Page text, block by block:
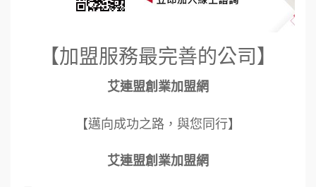
【加盟服務最完善的公司】
艾連盟創業加盟網
【邁向成功之路，與您同行】
艾連盟創業加盟網